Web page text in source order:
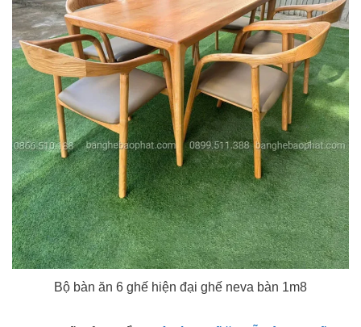
Bộ bàn ăn 6 ghế hiện đại ghế neva bàn 1m8